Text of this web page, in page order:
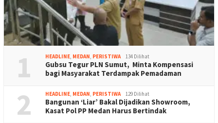
1 HEADLINE, MEDAN, PERISTIWA 134 Dilihat
Gubsu Tegur PLN Sumut, Minta Kompensasi
bagi Masyarakat Terdampak Pemadaman
2 HEADLINE, MEDAN, PERISTIWA 129 Dilihat
Bangunan ‘Liar’ Bakal Dijadikan Showroom,
Kasat Pol PP Medan Harus Bertindak